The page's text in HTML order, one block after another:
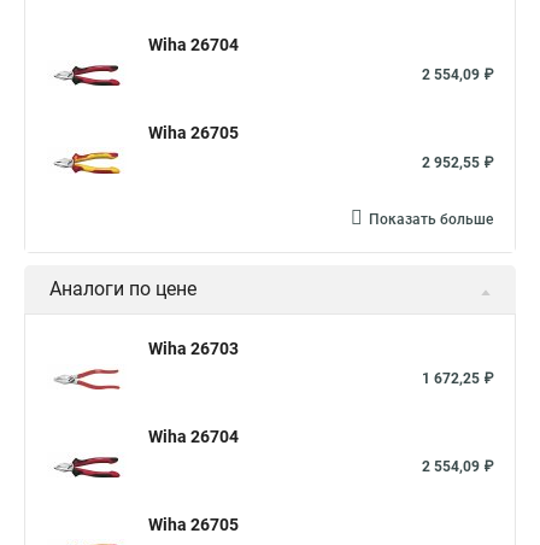
Wiha 26704
2 554,09 ₽
Wiha 26705
2 952,55 ₽
Показать больше
Аналоги по цене
Wiha 26703
1 672,25 ₽
Wiha 26704
2 554,09 ₽
Wiha 26705